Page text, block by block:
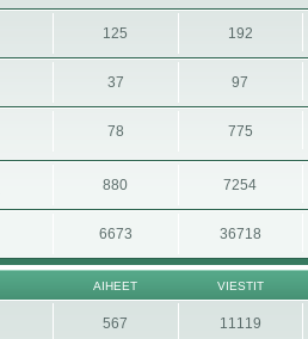
125 192
37 97
78 775
880 7254
6673 36718
AIHEET VIESTIT
567 11119